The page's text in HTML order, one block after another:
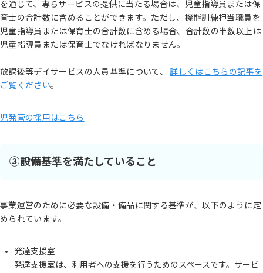
を通じて、専らサービスの提供に当たる場合は、児童指導員または保
育士の合計数に含めることができます。ただし、機能訓練担当職員を
児童指導員または保育士の合計数に含める場合、合計数の半数以上は
児童指導員または保育士でなければなりません。
放課後等デイサービスの人員基準について、詳しくはこちらの記事を
ご覧ください。
児発管の採用はこちら
③設備基準を満たしていること
事業運営のために必要な設備・備品に関する基準が、以下のように定
められています。
発達支援室
発達支援室は、利用者への支援を行うためのスペースです。サービ